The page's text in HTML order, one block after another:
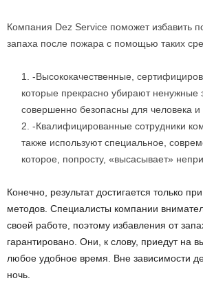
Компания Dez Service поможет избавить
запаха после пожара с помощью таких
-Высококачественные,
которые прекрасно убирают ненужные
совершенно безопасны для человека
-Квалифицированные сотрудники
также используют специальное,
которое, попросту, «высасывает»
Конечно, результат достигается только
методов. Специалисты компании
своей работе, поэтому избавления от
гарантировано. Они, к слову, приедут на
любое удобное время. Вне зависимости
ночь.